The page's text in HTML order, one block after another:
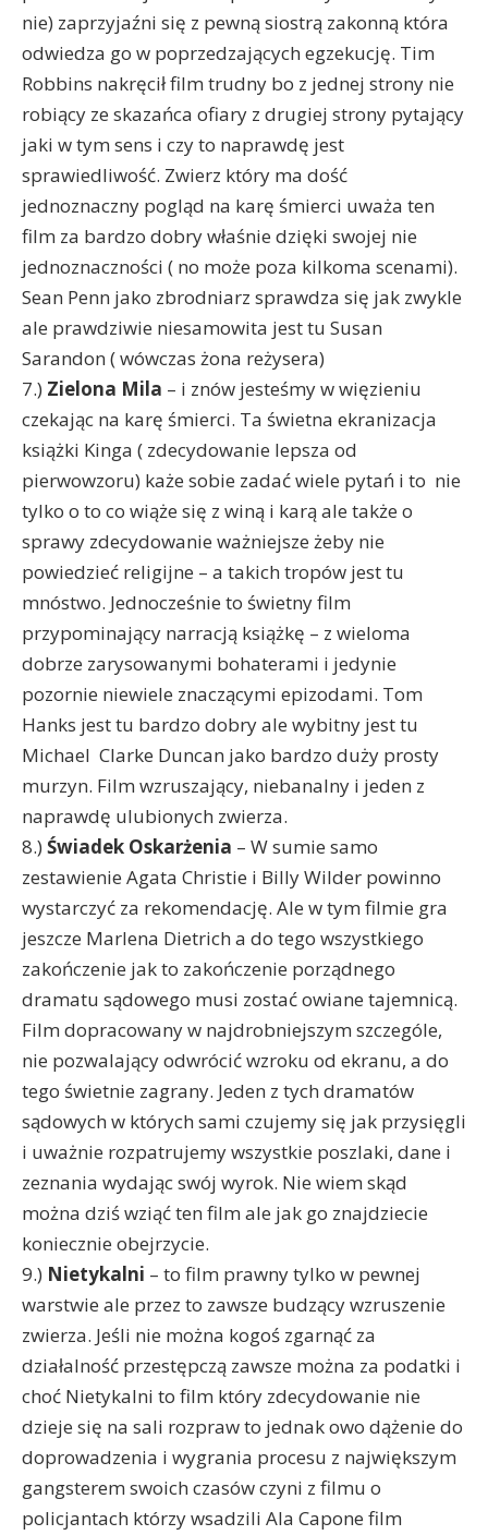
nie) zaprzyjaźni się z pewną siostrą zakonną która
odwiedza go w poprzedzających egzekucję. Tim
Robbins nakręcił film trudny bo z jednej strony nie
robiący ze skazańca ofiary z drugiej strony pytający
jaki w tym sens i czy to naprawdę jest
sprawiedliwość. Zwierz który ma dość
jednoznaczny pogląd na karę śmierci uważa ten
film za bardzo dobry właśnie dzięki swojej nie
jednoznaczności ( no może poza kilkoma scenami).
Sean Penn jako zbrodniarz sprawdza się jak zwykle
ale prawdziwie niesamowita jest tu Susan
Sarandon ( wówczas żona reżysera)
7.) Zielona Mila – i znów jesteśmy w więzieniu
czekając na karę śmierci. Ta świetna ekranizacja
książki Kinga ( zdecydowanie lepsza od
pierwowzoru) każe sobie zadać wiele pytań i to nie
tylko o to co wiąże się z winą i karą ale także o
sprawy zdecydowanie ważniejsze żeby nie
powiedzieć religijne – a takich tropów jest tu
mnóstwo. Jednocześnie to świetny film
przypominający narracją książkę – z wieloma
dobrze zarysowanymi bohaterami i jedynie
pozornie niewiele znaczącymi epizodami. Tom
Hanks jest tu bardzo dobry ale wybitny jest tu
Michael Clarke Duncan jako bardzo duży prosty
murzyn. Film wzruszający, niebanalny i jeden z
naprawdę ulubionych zwierza.
8.) Świadek Oskarżenia – W sumie samo
zestawienie Agata Christie i Billy Wilder powinno
wystarczyć za rekomendację. Ale w tym filmie gra
jeszcze Marlena Dietrich a do tego wszystkiego
zakończenie jak to zakończenie porządnego
dramatu sądowego musi zostać owiane tajemnicą.
Film dopracowany w najdrobniejszym szczególe,
nie pozwalający odwrócić wzroku od ekranu, a do
tego świetnie zagrany. Jeden z tych dramatów
sądowych w których sami czujemy się jak przysięgli
i uważnie rozpatrujemy wszystkie poszlaki, dane i
zeznania wydając swój wyrok. Nie wiem skąd
można dziś wziąć ten film ale jak go znajdziecie
koniecznie obejrzycie.
9.) Nietykalni – to film prawny tylko w pewnej
warstwie ale przez to zawsze budzący wzruszenie
zwierza. Jeśli nie można kogoś zgarnąć za
działalność przestępczą zawsze można za podatki i
choć Nietykalni to film który zdecydowanie nie
dzieje się na sali rozpraw to jednak owo dążenie do
doprowadzenia i wygrania procesu z największym
gangsterem swoich czasów czyni z filmu o
policjantach którzy wsadzili Ala Capone film